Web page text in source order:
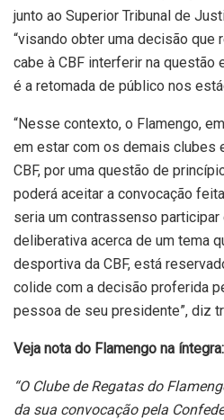
junto ao Superior Tribunal de
“visando obter uma decisão que
cabe à CBF interferir na questão
é a retomada de público nos
“Nesse contexto, o Flamengo,
em estar com os demais clubes
CBF, por uma questão de
poderá aceitar a convocação
seria um contrassenso
deliberativa acerca de um tema
desportiva da CBF, está
colide com a decisão proferida
pessoa de seu presidente”, diz
Veja nota do Flamengo na íntegra:
“O Clube de Regatas do
da sua convocação pela